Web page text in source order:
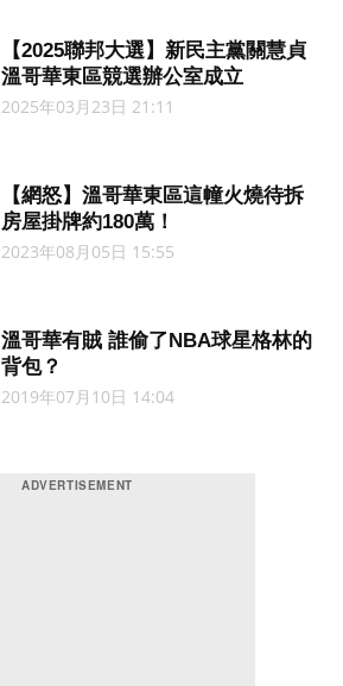
【2025聯邦大選】新民主黨關慧貞
溫哥華東區競選辦公室成立
2025年03月23日 21:11
【網怒】溫哥華東區這幢火燒待拆
房屋掛牌約180萬！
2023年08月05日 15:55
溫哥華有賊 誰偷了NBA球星格林的
背包？
2019年07月10日 14:04